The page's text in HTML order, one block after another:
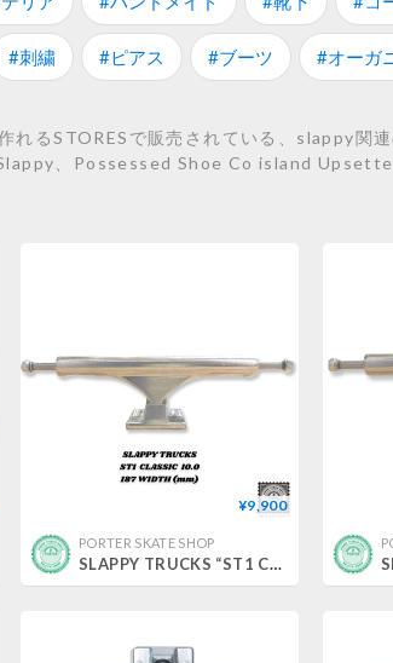
#刺繍 #ピアス #ブーツ #オーガ
れるSTORESで販売されている、slappy関
、Possessed Shoe Co island
¥9,900
PORTER SKATE SHOP
SLAPPY TRUCKS “ST1 CLASSIC” 10.0